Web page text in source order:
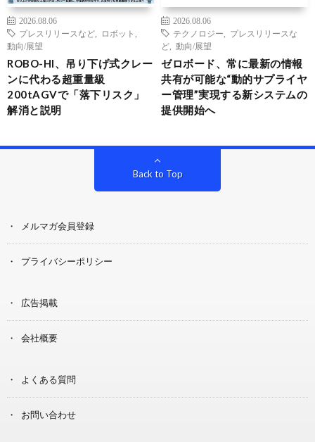
2026.08.06
プレスリリースなど
ロボット
動向/展望
ROBO-HI、吊り下げ式クレー
ンに代わる超重量級
200tAGVで「落下リスク」
解消と説明
2026.08.06
テクノロジー
プレスリリースな
ど
動向/展望
ゼロボード、常に最新の情報
共有が可能な“動的サプライヤ
ー管理”実現する新システムの
提供開始へ
Back to Top
メルマガ会員登録
プライバシーポリシー
広告掲載
会社概要
よくある質問
お問い合わせ